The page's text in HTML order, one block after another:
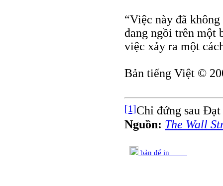
“Việc này đã
đang ngồi trên một
việc xảy ra một
Bản tiếng Việt ©
[1]Chỉ đứng sau
Nguồn: The Wall
bản để in